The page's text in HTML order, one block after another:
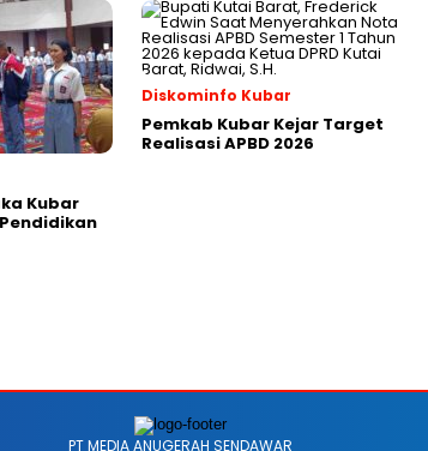
Kubar
Diskominfo Kubar
Pemkab Kubar Kejar Target
Realisasi APBD 2026
PT MEDIA ANUGERAH SENDAWAR